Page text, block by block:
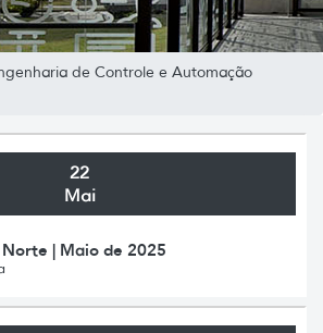
de Controle e Automação
22
Mai
| Maio de 2025